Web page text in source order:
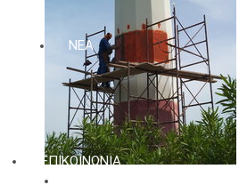
ΝΕΑ
ΕΠΙΚΟΙΝΩΝΙΑ